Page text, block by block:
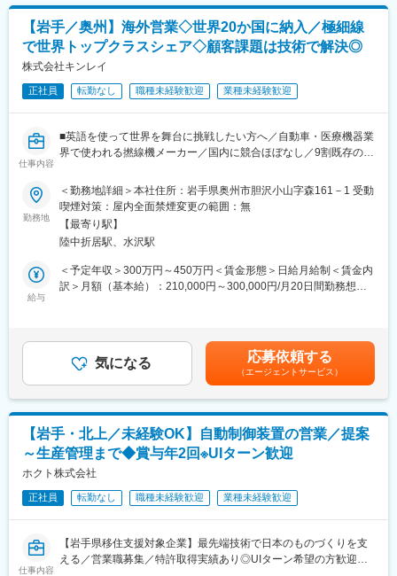
で入社した方ばかりです。
毎日しっかりと休憩時間も取れて有給休暇も要望通り取得出来ま
す。
完全週休二日制なので週末に身体のケアもしっかりと出来ます。
ipad等で動画を見せてPRするといった営業スタイルであり、1人
につきipadが1台支給されます。現場でのお客様の要望に臨機応変
に対応できる環境となっています。
確認なども行っていただきます。
◎各営業フェーズごとの研修やOJTがあります。
◎最初は先輩に同行し、ノウハウを覚えていただきます。（1日5
◎チーム体制で営業活動に取り組んでおり、専門的な話になる際
はメーカーの担当者が同行します。
◎少しずつ業務を引き継ぎ、慣れてきたら一人当たり20～30社程
担当します。
■業務の流れ（例）：
9時…出社、メールチェックを行い納品する製品の梱包作業
14時…ipadを使った資料の紹介、動画でのPR
16時…帰社、本日分の受発注を確認／商品の手配
18時…退社
変更の範囲：会社の定める業務
【岩手／奥州】海外営業◇世界20か国に納入／極細線
で世界トップクラスシェア◇顧客課題は技術で解決◎
株式会社キンレイ
正社員 転勤なし 職種未経験歓迎 業種未経験歓迎
仕事内容
■英語を使って世界を舞台に挑戦したい方へ／自動車・医療機器業
界で使われる撚線機メーカー／国内に競合ほぼなし／9割既存のお
■業務内容：
お任せしたいのは、海外の電線メーカー様に対し当社の撚線機を
提案し、お客様の発展に貢献することです。単にモノを売るだけ
でなく、お客様の課題を技術で解決する「コンサルティング型」
のグローバル営業です
■具体的には：
エンジニアや経営層に対し、実機を用いたプレゼンテーションを
行います。
（2）プロジェクト型商談・コンサルティング
（3）海外現地でのリレーション構築
受注前後の打ち合わせのため、現地へ出張。直接顔を合わせるこ
とで、長期的な信頼関係を築き上げます。
■業務の特徴：
◇当社製品の撚線機は、9割ほどが既存のお客様への販売です。ニ
ば、カスタマイズが必要な製品もあります。
◇撚線機の納品先は、家電、自動車、航空機、医療機器等の電線
勤務地
＜勤務地詳細＞本社住所：岩手県奥州市胆沢小山字森161－1 受動
喫煙対策：屋内全面禁煙変更の範囲：無
【最寄り駅】
陸中折居駅、水沢駅
給与
＜予定年収＞300万円～450万円＜賃金形態＞日給月給制＜賃金内
訳＞月額（基本給）：210,000円～300,000円/月20日間勤務想定
2.03ヶ月分※業績による）※決算賞与：業績により■その他手
当：・通信手当500円／月・皆勤手当5,000円／月・健康増進手当
1,000円／月賃金はあくまでも目安の金額であり、選考を通じて上
下する可能性があります。月給(月額)は固定手当を含めた表記で
す。
気になる 応募依頼する
（エージェントサービス）
【岩手・北上／未経験OK】自動制御装置の営業／提案
～生産管理まで◆賞与年2回※UIターン歓迎
ホクト株式会社
正社員 転勤なし 職種未経験歓迎 業種未経験歓迎
仕事内容
【岩手県移住支援対象企業】最先端技術で日本のものづくりを支
える／営業職募集／特許取得実績あり◎UIターン希望の方歓迎